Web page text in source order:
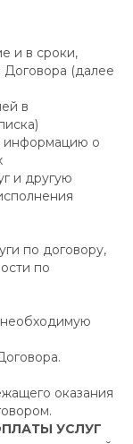
и в сроки,
Договора (далее
в
информацию о
и другую
по договору,
по
оказания
УСЛУГ